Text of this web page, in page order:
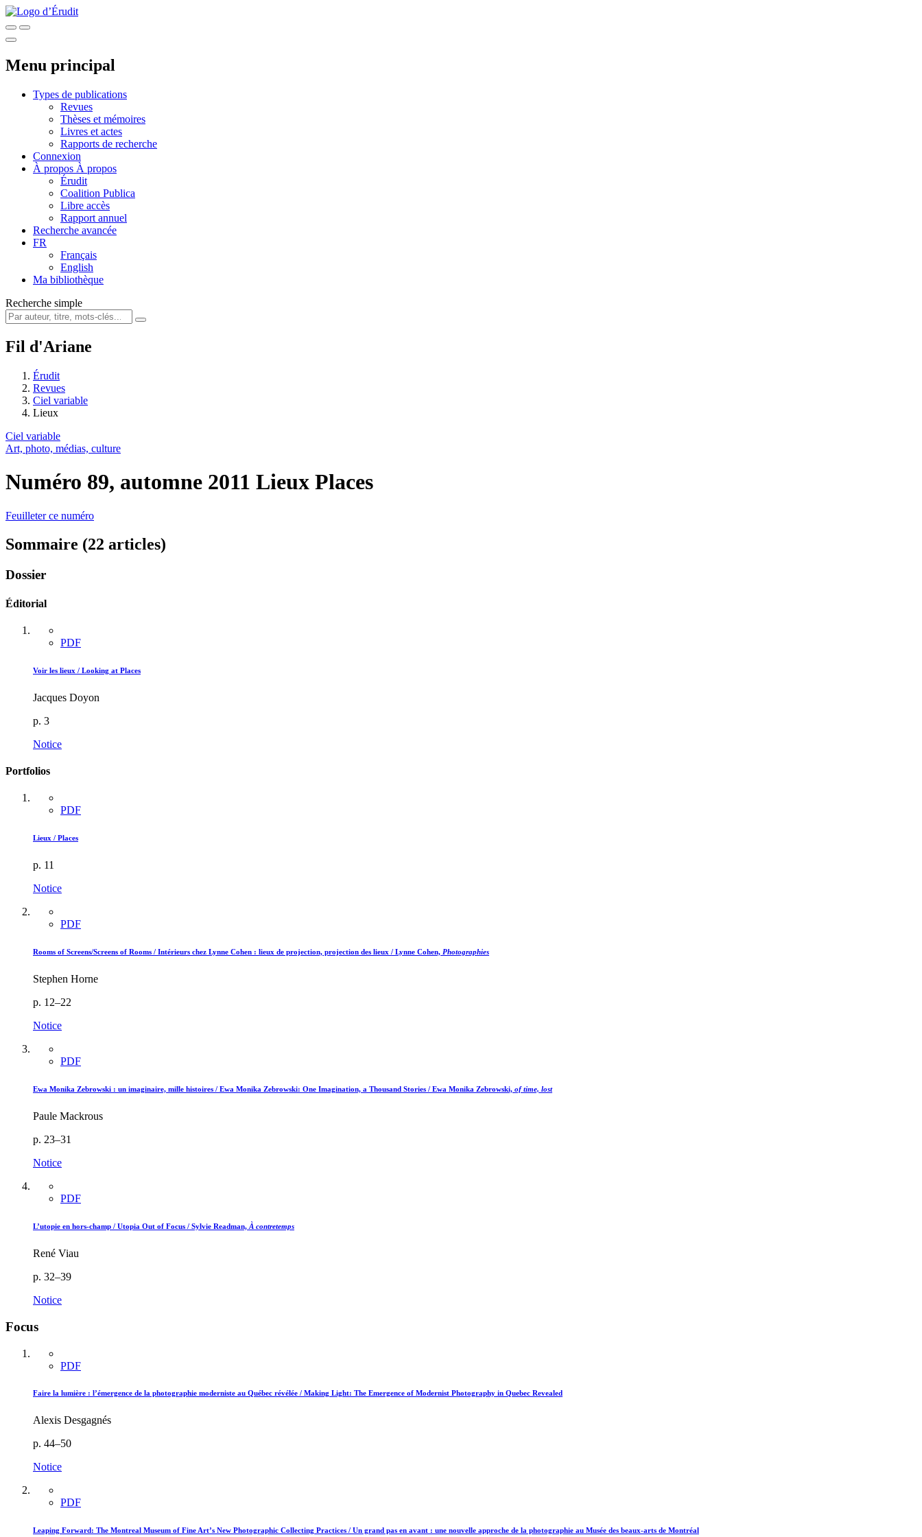
Menu principal
Types de publications
Revues
Thèses et mémoires
Livres et actes
Rapports de recherche
Connexion
À propos À propos
Érudit
Coalition Publica
Libre accès
Rapport annuel
Recherche avancée
FR
Français
English
Ma bibliothèque
Recherche simple
Fil d'Ariane
Érudit
Revues
Ciel variable
Lieux
Ciel variable
Art, photo, médias, culture
Numéro 89, automne 2011 Lieux Places
Feuilleter ce numéro
Sommaire (22 articles)
Dossier
Éditorial
PDF
Voir les lieux / Looking at Places
Jacques Doyon
p. 3
Notice
Portfolios
PDF
Lieux / Places
p. 11
Notice
PDF
Rooms of Screens/Screens of Rooms / Intérieurs chez Lynne Cohen : lieux de projection, projection des lieux / Lynne Cohen, Photographies
Stephen Horne
p. 12–22
Notice
PDF
Ewa Monika Zebrowski : un imaginaire, mille histoires / Ewa Monika Zebrowski: One Imagination, a Thousand Stories / Ewa Monika Zebrowski, of time, lost
Paule Mackrous
p. 23–31
Notice
PDF
L’utopie en hors-champ / Utopia Out of Focus / Sylvie Readman, À contretemps
René Viau
p. 32–39
Notice
Focus
PDF
Faire la lumière : l’émergence de la photographie moderniste au Québec révélée / Making Light: The Emergence of Modernist Photography in Quebec Revealed
Alexis Desgagnés
p. 44–50
Notice
PDF
Leaping Forward: The Montreal Museum of Fine Art’s New Photographic Collecting Practices / Un grand pas en avant : une nouvelle approche de la photographie au Musée des beaux-arts de Montréal